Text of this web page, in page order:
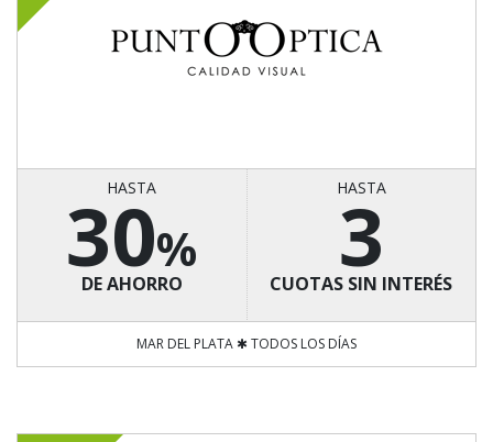
HASTA
30%
DE AHORRO
HASTA
3
CUOTAS SIN INTERÉS
MAR DEL PLATA ✱ TODOS LOS DÍAS